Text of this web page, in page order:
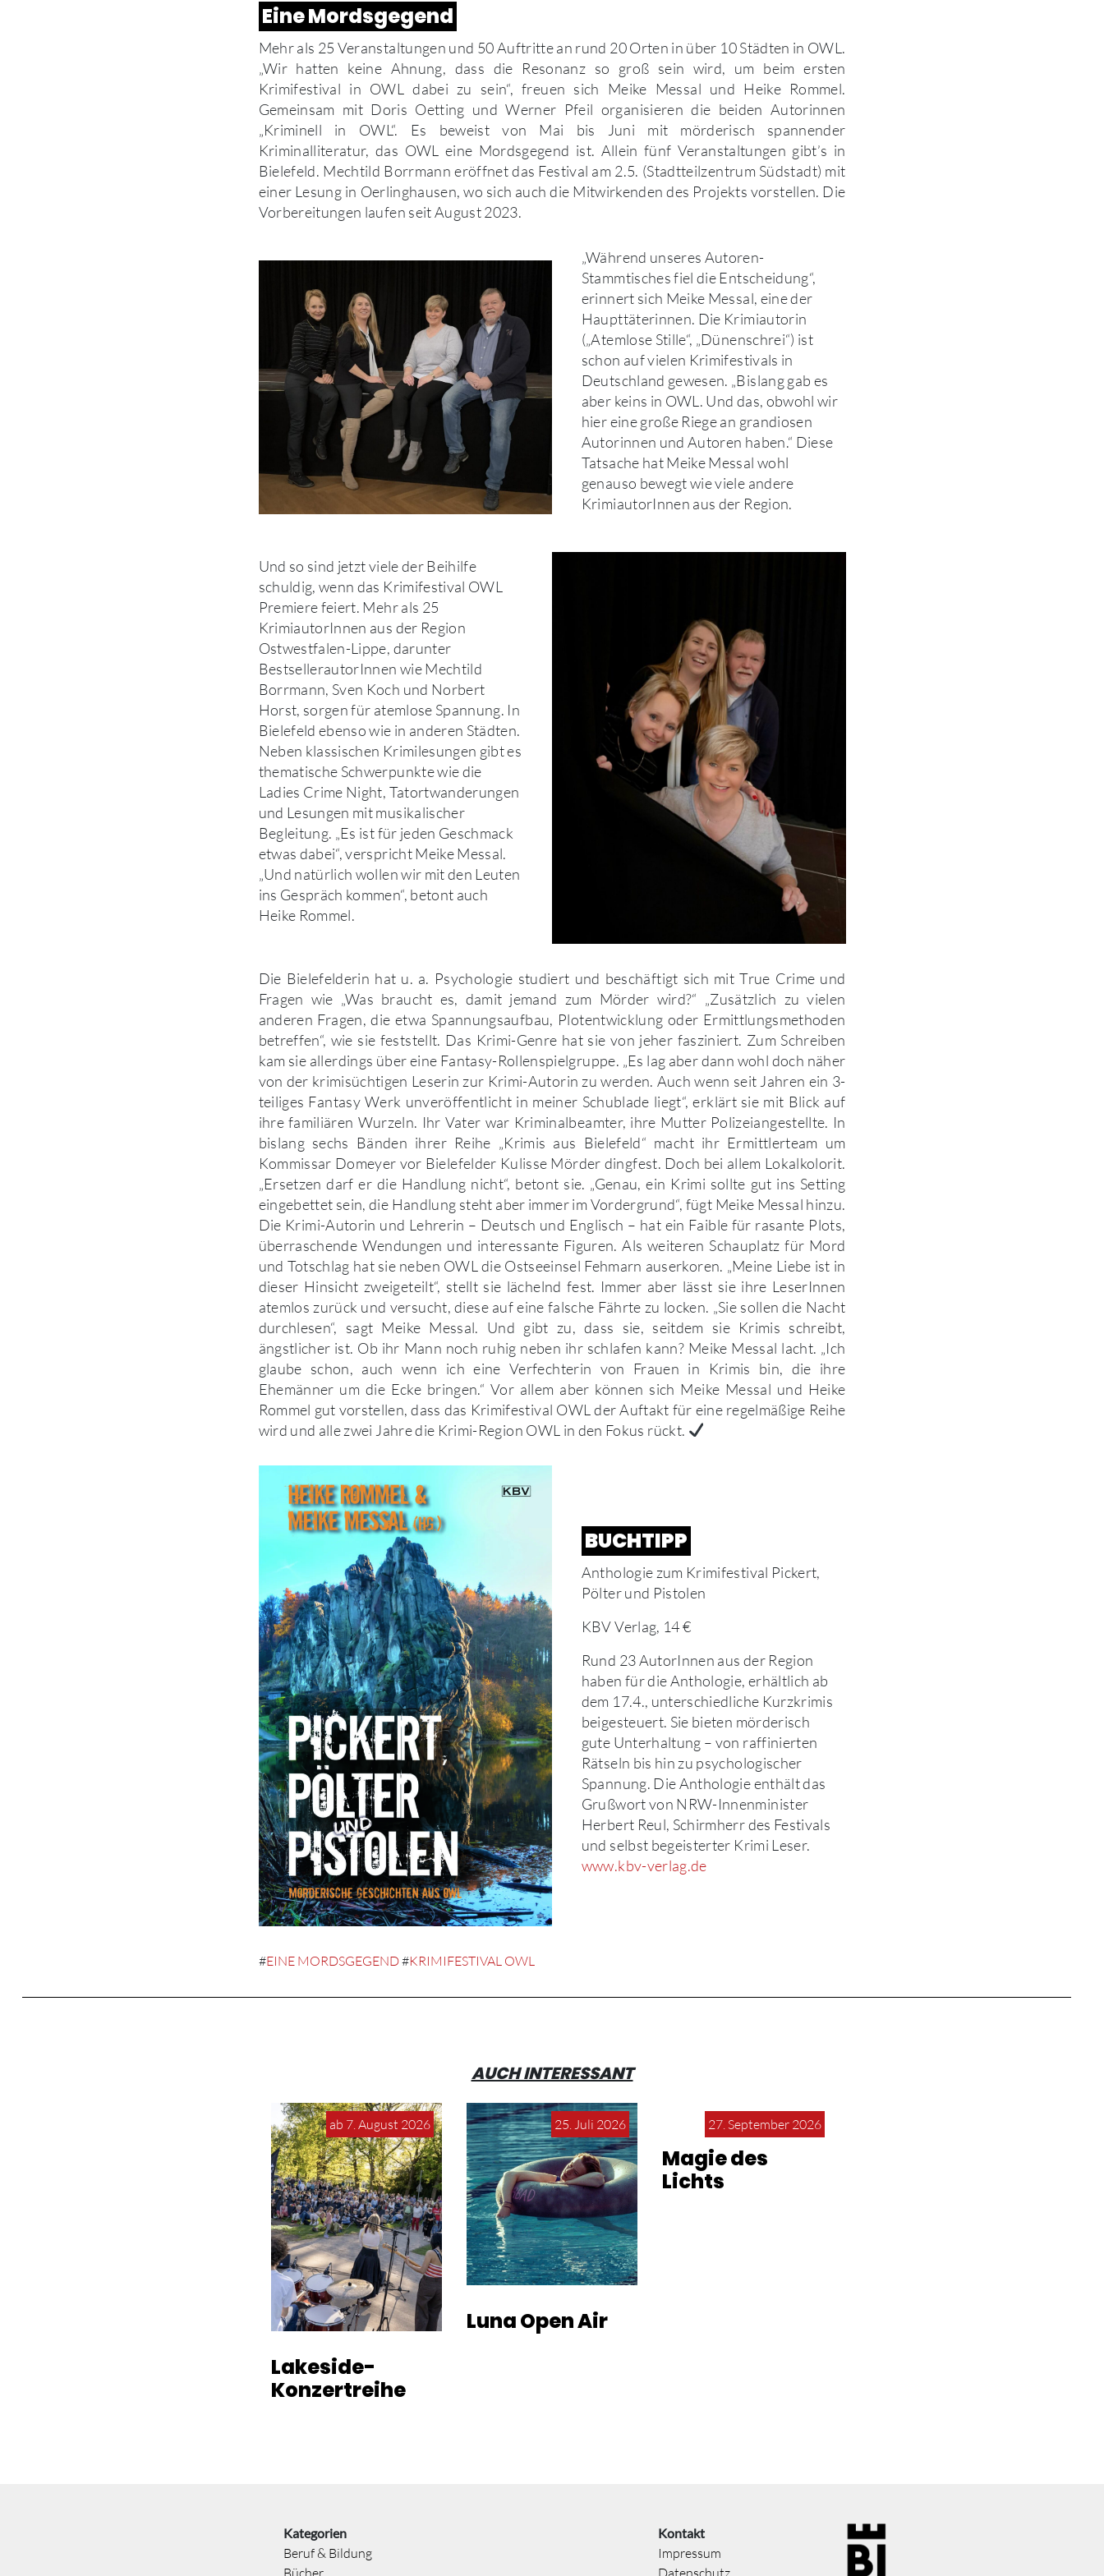
Eine Mordsgegend
Mehr als 25 Veranstaltungen und 50 Auftritte an rund 20 Orten in über 10 Städten in OWL.
„Wir hatten keine Ahnung, dass die Resonanz so groß sein wird, um beim ersten
Krimifestival in OWL dabei zu sein“, freuen sich Meike Messal und Heike Rommel.
Gemeinsam mit Doris Oetting und Werner Pfeil organisieren die beiden Autorinnen
„Kriminell in OWL“. Es beweist von Mai bis Juni mit mörderisch spannender
Kriminalliteratur, das OWL eine Mordsgegend ist. Allein fünf Veranstaltungen gibt’s in
Bielefeld. Mechtild Borrmann eröffnet das Festival am 2.5. (Stadtteilzentrum Südstadt) mit
einer Lesung in Oerlinghausen, wo sich auch die Mitwirkenden des Projekts vorstellen. Die
Vorbereitungen laufen seit August 2023.
„Während unseres Autoren-
Stammtisches fiel die Entscheidung“,
erinnert sich Meike Messal, eine der
Haupttäterinnen. Die Krimiautorin
(„Atemlose Stille“, „Dünenschrei“) ist
schon auf vielen Krimifestivals in
Deutschland gewesen. „Bislang gab es
aber keins in OWL. Und das, obwohl wir
hier eine große Riege an grandiosen
Autorinnen und Autoren haben.“ Diese
Tatsache hat Meike Messal wohl
genauso bewegt wie viele andere
KrimiautorInnen aus der Region.
Und so sind jetzt viele der Beihilfe
schuldig, wenn das Krimifestival OWL
Premiere feiert. Mehr als 25
KrimiautorInnen aus der Region
Ostwestfalen-Lippe, darunter
BestsellerautorInnen wie Mechtild
Borrmann, Sven Koch und Norbert
Horst, sorgen für atemlose Spannung. In
Bielefeld ebenso wie in anderen Städten.
Neben klassischen Krimilesungen gibt es
thematische Schwerpunkte wie die
Ladies Crime Night, Tatortwanderungen
und Lesungen mit musikalischer
Begleitung. „Es ist für jeden Geschmack
etwas dabei“, verspricht Meike Messal.
„Und natürlich wollen wir mit den Leuten
ins Gespräch kommen“, betont auch
Heike Rommel.
Die Bielefelderin hat u. a. Psychologie studiert und beschäftigt sich mit True Crime und
Fragen wie „Was braucht es, damit jemand zum Mörder wird?“ „Zusätzlich zu vielen
anderen Fragen, die etwa Spannungsaufbau, Plotentwicklung oder Ermittlungsmethoden
betreffen“, wie sie feststellt. Das Krimi-Genre hat sie von jeher fasziniert. Zum Schreiben
kam sie allerdings über eine Fantasy-Rollenspielgruppe. „Es lag aber dann wohl doch näher
von der krimisüchtigen Leserin zur Krimi-Autorin zu werden. Auch wenn seit Jahren ein 3-
teiliges Fantasy Werk unveröffentlicht in meiner Schublade liegt“, erklärt sie mit Blick auf
ihre familiären Wurzeln. Ihr Vater war Kriminalbeamter, ihre Mutter Polizeiangestellte. In
bislang sechs Bänden ihrer Reihe „Krimis aus Bielefeld“ macht ihr Ermittlerteam um
Kommissar Domeyer vor Bielefelder Kulisse Mörder dingfest. Doch bei allem Lokalkolorit.
„Ersetzen darf er die Handlung nicht“, betont sie. „Genau, ein Krimi sollte gut ins Setting
eingebettet sein, die Handlung steht aber immer im Vordergrund“, fügt Meike Messal hinzu.
Die Krimi-Autorin und Lehrerin – Deutsch und Englisch – hat ein Faible für rasante Plots,
überraschende Wendungen und interessante Figuren. Als weiteren Schauplatz für Mord
und Totschlag hat sie neben OWL die Ostseeinsel Fehmarn auserkoren. „Meine Liebe ist in
dieser Hinsicht zweigeteilt“, stellt sie lächelnd fest. Immer aber lässt sie ihre LeserInnen
atemlos zurück und versucht, diese auf eine falsche Fährte zu locken. „Sie sollen die Nacht
durchlesen“, sagt Meike Messal. Und gibt zu, dass sie, seitdem sie Krimis schreibt,
ängstlicher ist. Ob ihr Mann noch ruhig neben ihr schlafen kann? Meike Messal lacht. „Ich
glaube schon, auch wenn ich eine Verfechterin von Frauen in Krimis bin, die ihre
Ehemänner um die Ecke bringen.“ Vor allem aber können sich Meike Messal und Heike
Rommel gut vorstellen, dass das Krimifestival OWL der Auftakt für eine regelmäßige Reihe
wird und alle zwei Jahre die Krimi-Region OWL in den Fokus rückt.
BUCHTIPP
Anthologie zum Krimifestival Pickert,
Pölter und Pistolen
KBV Verlag, 14 €
Rund 23 AutorInnen aus der Region
haben für die Anthologie, erhältlich ab
dem 17.4., unterschiedliche Kurzkrimis
beigesteuert. Sie bieten mörderisch
gute Unterhaltung – von raffinierten
Rätseln bis hin zu psychologischer
Spannung. Die Anthologie enthält das
Grußwort von NRW-Innenminister
Herbert Reul, Schirmherr des Festivals
und selbst begeisterter Krimi Leser.
www.kbv-verlag.de
#EINE MORDSGEGEND#KRIMIFESTIVAL OWL
AUCH INTERESSANT
ab 7. August 2026
Lakeside-
Konzertreihe
25. Juli 2026
Luna Open Air
27. September 2026
Magie des
Lichts
Kategorien
Beruf & Bildung
Bücher
Kontakt
Impressum
Datenschutz